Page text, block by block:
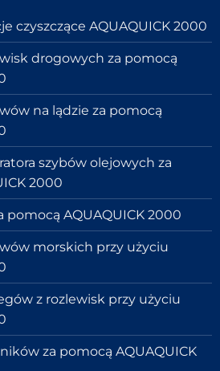
czyszczące AQUAQUICK 2000
drogowych za pomocą
na lądzie za pomocą
szybów olejowych za
2000
pomocą AQUAQUICK 2000
morskich przy użyciu
z rozlewisk przy użyciu
za pomocą AQUAQUICK